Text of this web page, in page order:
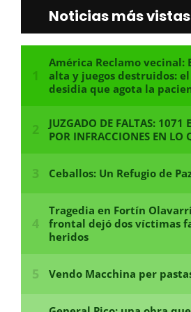
Noticias más vistas